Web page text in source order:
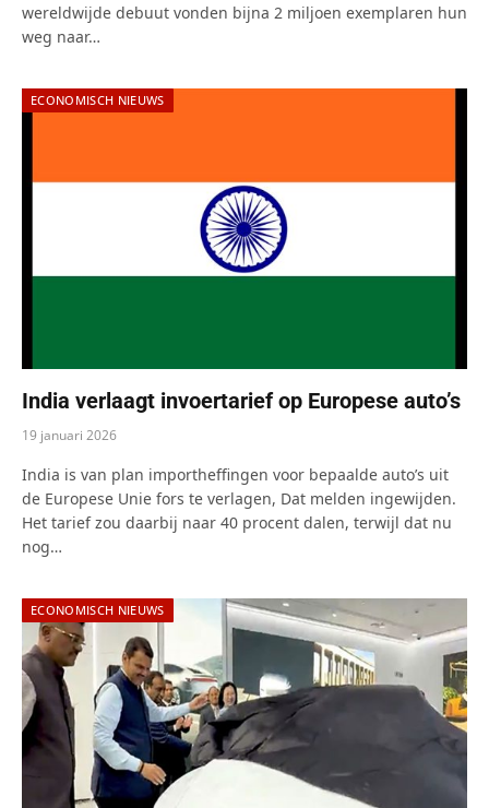
wereldwijde debuut vonden bijna 2 miljoen exemplaren hun
weg naar…
ECONOMISCH NIEUWS
India verlaagt invoertarief op Europese auto’s
19 januari 2026
India is van plan importheffingen voor bepaalde auto’s uit
de Europese Unie fors te verlagen, Dat melden ingewijden.
Het tarief zou daarbij naar 40 procent dalen, terwijl dat nu
nog…
ECONOMISCH NIEUWS